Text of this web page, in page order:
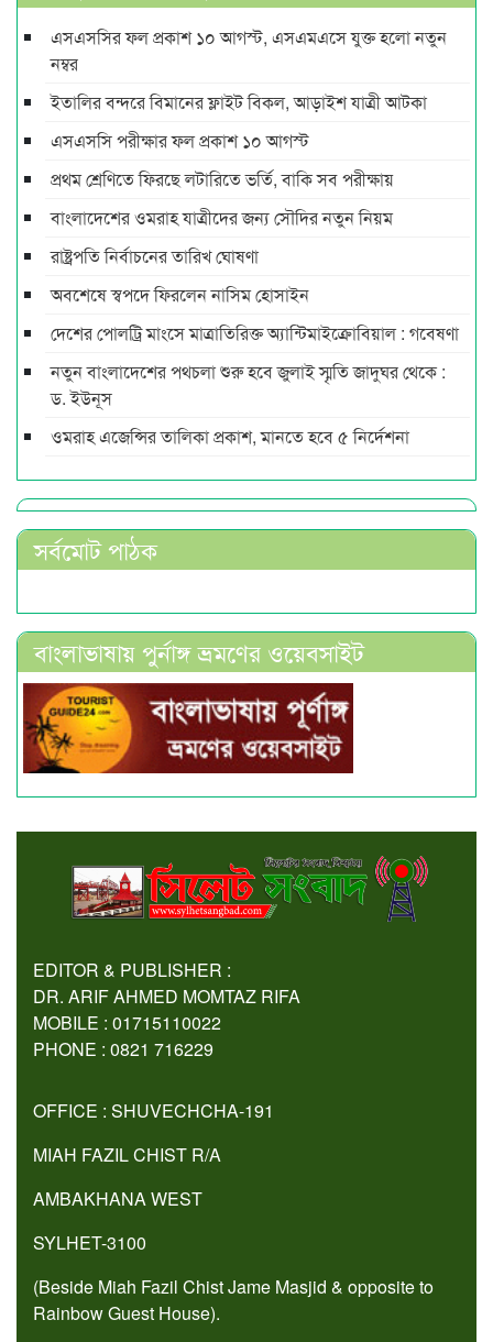
এসএসসির ফল প্রকাশ ১০ আগস্ট, এসএমএসে যুক্ত হলো নতুন
নম্বর
ইতালির বন্দরে বিমানের ফ্লাইট বিকল, আড়াইশ যাত্রী আটকা
এসএসসি পরীক্ষার ফল প্রকাশ ১০ আগস্ট
প্রথম শ্রেণিতে ফিরছে লটারিতে ভর্তি, বাকি সব পরীক্ষায়
বাংলাদেশের ওমরাহ যাত্রীদের জন্য সৌদির নতুন নিয়ম
রাষ্ট্রপতি নির্বাচনের তারিখ ঘোষণা
অবশেষে স্বপদে ফিরলেন নাসিম হোসাইন
দেশের পোলট্রি মাংসে মাত্রাতিরিক্ত অ্যান্টিমাইক্রোবিয়াল : গবেষণা
নতুন বাংলাদেশের পথচলা শুরু হবে জুলাই স্মৃতি জাদুঘর থেকে :
ড. ইউনূস
ওমরাহ এজেন্সির তালিকা প্রকাশ, মানতে হবে ৫ নির্দেশনা
সর্বমোট পাঠক
বাংলাভাষায় পুর্নাঙ্গ ভ্রমণের ওয়েবসাইট
EDITOR & PUBLISHER :
DR. ARIF AHMED MOMTAZ RIFA
MOBILE : 01715110022
PHONE : 0821 716229
OFFICE : SHUVECHCHA-191
MIAH FAZIL CHIST R/A
AMBAKHANA WEST
SYLHET-3100
(Beside Miah Fazil Chist Jame Masjid & opposite to
Rainbow Guest House).